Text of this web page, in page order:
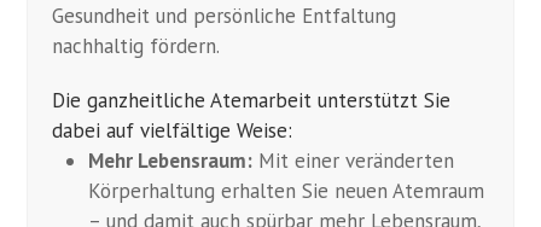
Gesundheit und persönliche Entfaltung
nachhaltig fördern.
Die ganzheitliche Atemarbeit unterstützt Sie
dabei auf vielfältige Weise:
Mehr Lebensraum: Mit einer veränderten
Körperhaltung erhalten Sie neuen Atemraum
– und damit auch spürbar mehr Lebensraum,